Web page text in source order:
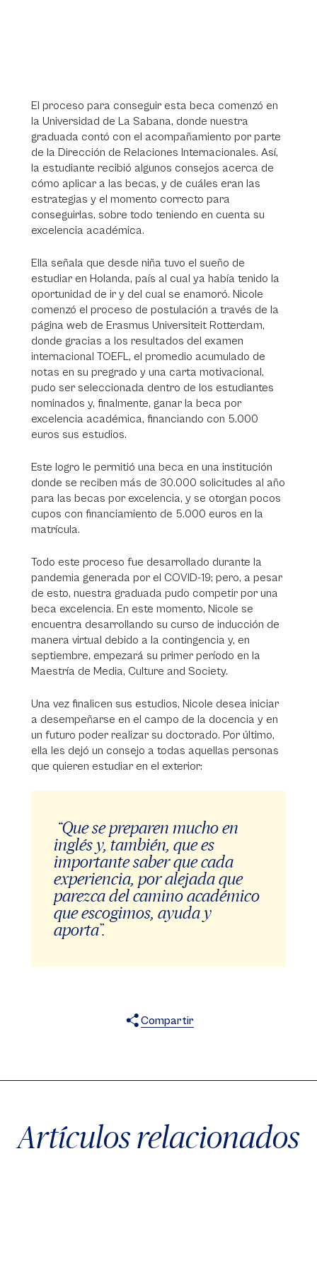
El proceso para conseguir esta beca comenzó en
la Universidad de La Sabana, donde nuestra
graduada contó con el acompañamiento por parte
de la Dirección de Relaciones Internacionales. Así,
la estudiante recibió algunos consejos acerca de
cómo aplicar a las becas, y de cuáles eran las
estrategias y el momento correcto para
conseguirlas, sobre todo teniendo en cuenta su
excelencia académica.
Ella señala que desde niña tuvo el sueño de
estudiar en Holanda, país al cual ya había tenido la
oportunidad de ir y del cual se enamoró. Nicole
comenzó el proceso de postulación a través de la
página web de Erasmus Universiteit Rotterdam,
donde gracias a los resultados del examen
internacional TOEFL, el promedio acumulado de
notas en su pregrado y una carta motivacional,
pudo ser seleccionada dentro de los estudiantes
nominados y, finalmente, ganar la beca por
excelencia académica, financiando con 5.000
euros sus estudios.
Este logro le permitió una beca en una institución
donde se reciben más de 30.000 solicitudes al año
para las becas por excelencia, y se otorgan pocos
cupos con financiamiento de 5.000 euros en la
matrícula.
Todo este proceso fue desarrollado durante la
pandemia generada por el COVID-19; pero, a pesar
de esto, nuestra graduada pudo competir por una
beca excelencia. En este momento, Nicole se
encuentra desarrollando su curso de inducción de
manera virtual debido a la contingencia y, en
septiembre, empezará su primer período en la
Maestría de Media, Culture and Society.
Una vez finalicen sus estudios, Nicole desea iniciar
a desempeñarse en el campo de la docencia y en
un futuro poder realizar su doctorado. Por último,
ella les dejó un consejo a todas aquellas personas
que quieren estudiar en el exterior:
“Que se preparen mucho en
inglés y, también, que es
importante saber que cada
experiencia, por alejada que
parezca del camino académico
que escogimos, ayuda y
aporta”.
Compartir
Artículos relacionados